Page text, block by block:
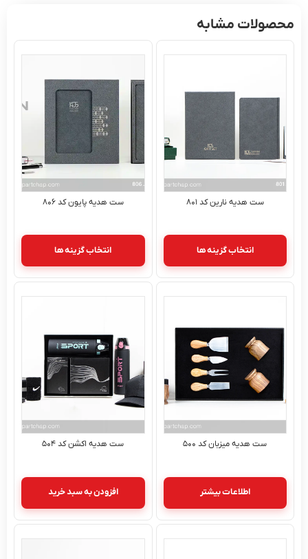
محصولات مشابه
ست هدیه نارین کد ۸۰۱
انتخاب گزینه ها
ست هدیه پایون کد ۸۰۶
انتخاب گزینه ها
ست هدیه میزبان کد ۵۰۰
اطلاعات بیشتر
ست هدیه اکشن کد ۵۰۴
افزودن به سبد خرید